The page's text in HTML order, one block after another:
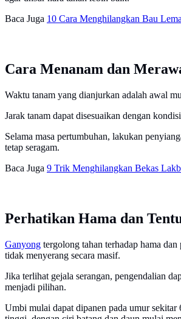
Baca Juga 10 Cara Menghilangkan Bau
Cara Menanam dan
Waktu tanam yang dianjurkan adalah awal
Jarak tanam dapat disesuaikan dengan
Selama masa pertumbuhan, lakukan
tetap seragam.
Baca Juga 9 Trik Menghilangkan Bekas
Perhatikan Hama dan
Ganyong tergolong tahan terhadap hama
tidak menyerang secara masif.
Jika terlihat gejala serangan, pengendalian
menjadi pilihan.
Umbi mulai dapat dipanen pada umur